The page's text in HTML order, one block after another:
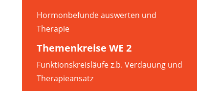
Hormonbefunde auswerten und
Therapie
Themenkreise WE 2
Funktionskreisläufe z.b. Verdauung und
Therapieansatz